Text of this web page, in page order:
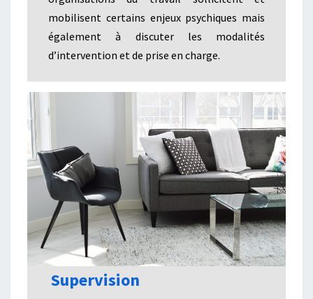
mobilisent certains enjeux psychiques mais
également à discuter les modalités
d’intervention et de prise en charge.
Supervision